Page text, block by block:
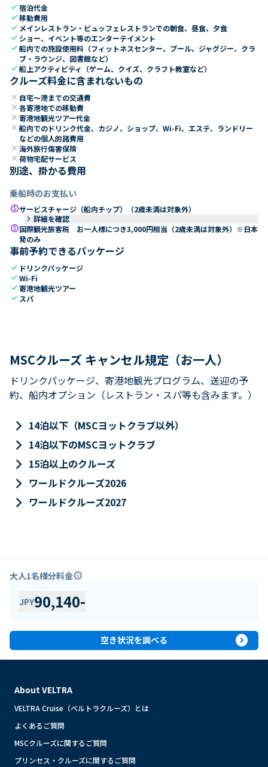
check宿泊代金
check移動費用
check メインレストラン・ビュッフェレストランでの朝食、昼食、夕食
check ショー、イベント等のエンターテイメント
check船内での施設使用料（フィットネスセンター、プール、ジャグジー、クラ
ブ・ラウンジ、図書館など）
check船上アクティビティ（ゲーム、クイズ、クラフト教室など）
クルーズ料金に含まれないもの
close 自宅～港までの交通費
close 各寄港地での移動費
close 寄港地観光ツアー代金
close 船内でのドリンク代金、カジノ、ショップ、Wi-Fi、エステ、ランドリー
などの個人的諸費用
close 海外旅行傷害保険
close 荷物宅配サービス
別途、掛かる費用
乗船時のお支払い
paidサービスチャージ（船内チップ）（2歳未満は対象外）
keyboard_arrow_right 詳細を確認
paid国際観光旅客税 お一人様につき3,000円相当（2歳未満は対象外）※日本
発のみ
事前予約できるパッケージ
check ドリンクパッケージ
checkWi-Fi
check寄港地観光ツアー
check スパ
MSCクルーズ キャンセル規定（お一人）
ドリンクパッケージ、寄港地観光プログラム、送迎の予
約、船内オプション（レストラン・スパ等も含みます。）
keyboard_arrow_right 14泊以下（MSCヨットクラブ以外）
keyboard_arrow_right 14泊以下のMSCヨットクラブ
keyboard_arrow_right 15泊以上のクルーズ
keyboard_arrow_right ワールドクルーズ2026
keyboard_arrow_right ワールドクルーズ2027
大人1名様分料金info
JPY90,140-
空き状況を調べる expand_circle_right
About VELTRA
VELTRA Cruise（ベルトラクルーズ）とは
よくあるご質問
MSCクルーズに関するご質問
プリンセス・クルーズに関するご質問